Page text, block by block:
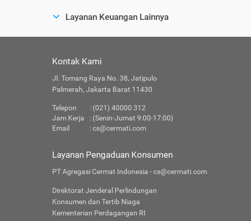
Layanan Keuangan Lainnya
Kontak Kami
Jl. Tomang Raya No. 38, Jatipulo
Palmerah, Jakarta Barat 11430
Telepon
: (021) 40000 312
Jam Kerja
: (Senin-Jumat 9:00-17:00)
Email
:cs@cermati.com
Layanan Pengaduan Konsumen
PT Agregasi Cermat Indonesia - cs@cermati.com
Direktorat Jenderal Perlindungan
Konsumen dan Tertib Niaga
Kementerian Perdagangan RI